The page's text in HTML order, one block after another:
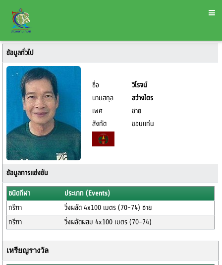
ข้อมูลทั่วไป
ชื่อ
วิโรจน์
นามสกุล
สว่างไตร
เพศ
ชาย
สังกัด
ขอนแก่น
ข้อมูลการแข่งขัน
ชนิดกีฬา
ประเภท (Events)
กรีฑา
วิ่งผลัด 4x100 เมตร (70-74) ชาย
กรีฑา
วิ่งผลัดผสม 4x100 เมตร (70-74)
เหรียญรางวัล